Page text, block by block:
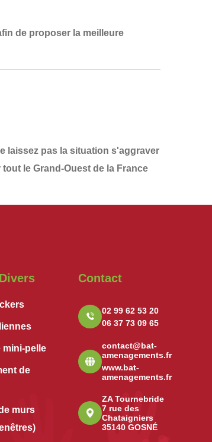
de proposer la meilleure
laissez pas la situation s'aggraver
tout le Grand-Ouest de la France
mini-pelle
de
murs
Contact
02 99 62 53 20
06 37 73 09 65
contact@bat-
amenagements.fr
www.bat-
amenagements.fr
ZA Tournebride
7 rue des
Chataigniers
35140 GOSNÉ